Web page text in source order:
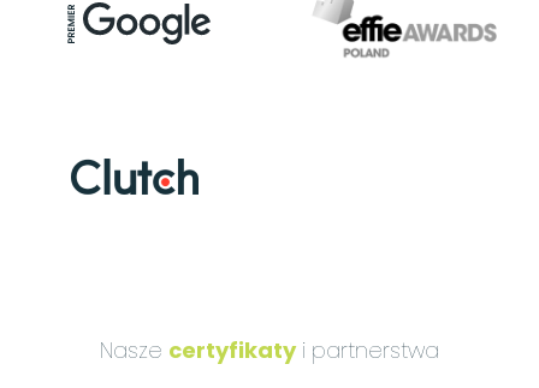
Nasze certyfikatyi partnerstwa